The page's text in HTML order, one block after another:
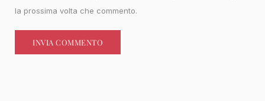
la prossima volta che commento.